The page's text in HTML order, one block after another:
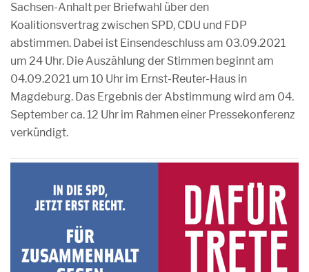
Sachsen-Anhalt per Briefwahl über den
Koalitionsvertrag zwischen SPD, CDU und FDP
abstimmen. Dabei ist Einsendeschluss am 03.09.2021
um 24 Uhr. Die Auszählung der Stimmen beginnt am
04.09.2021 um 10 Uhr im Ernst-Reuter-Haus in
Magdeburg. Das Ergebnis der Abstimmung wird am 04.
September ca. 12 Uhr im Rahmen einer Pressekonferenz
verkündigt.